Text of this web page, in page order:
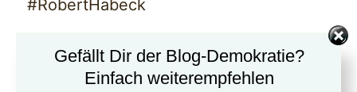
#RobertHabeck
#FriedrichMerz
Gefällt Dir der Blog-Demokratie?
Einfach weiterempfehlen